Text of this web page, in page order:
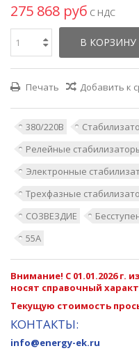
275 868 руб С НДС
В КОРЗИНУ
Печать Добавить к
380/220В
Релейные
Электронные
Трехфазные
СОЗВЕЗДИЕ
55А
Внимание! С 01.01.2026 г.
носят справочный
Текущую стоимость
КОНТАКТЫ:
info@energy-ek.ru